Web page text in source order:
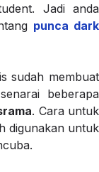
Jadi anda
punca dark
sudah membuat
beberapa
. Cara untuk
digunakan untuk